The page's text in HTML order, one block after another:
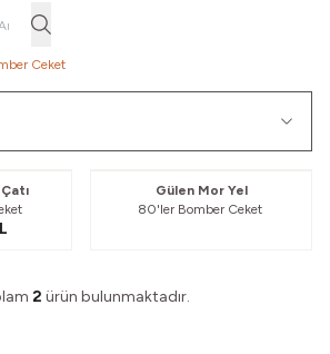
Ceket
Gülen Mor Yel
80'ler Bomber Ceket
2 ürün bulunmaktadır.